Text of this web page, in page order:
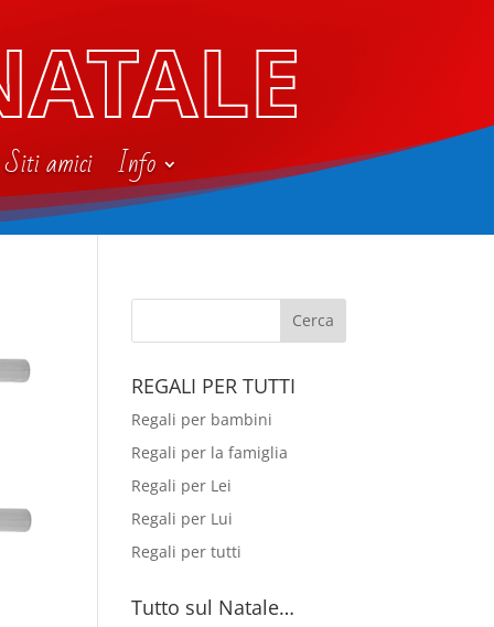
Siti amici Info
REGALI PER TUTTI
Regali per bambini
Regali per la famiglia
Regali per Lei
Regali per Lui
Regali per tutti
Tutto sul Natale…